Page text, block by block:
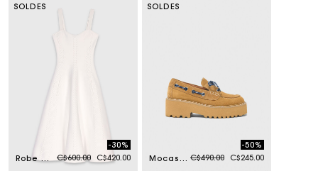
SOLDES
Robe midi en maille Price reduced from
C$600.00to
-30%
C$420.00
SOLDES
Mocassins bateau suède à plateforme Price reduced from
C$490.00to
-50%
C$245.00